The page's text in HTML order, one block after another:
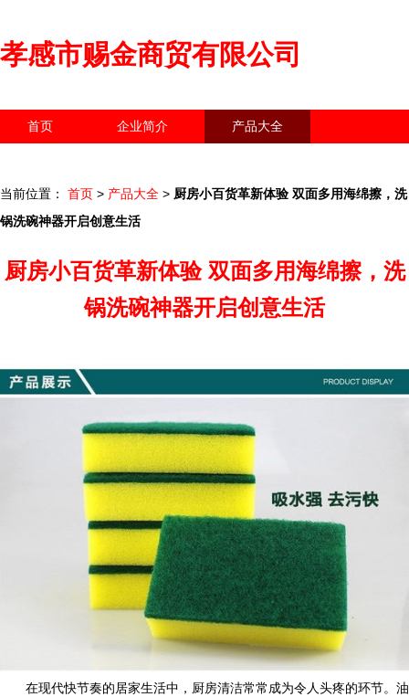
孝感市赐金商贸有限公司
首页 企业简介 产品大全
当前位置： 首页 > 产品大全 > 厨房小百货革新体验 双面多用海绵擦，洗
锅洗碗神器开启创意生活
厨房小百货革新体验 双面多用海绵擦，洗
锅洗碗神器开启创意生活
在现代快节奏的居家生活中，厨房清洁常常成为令人头疼的环节。油